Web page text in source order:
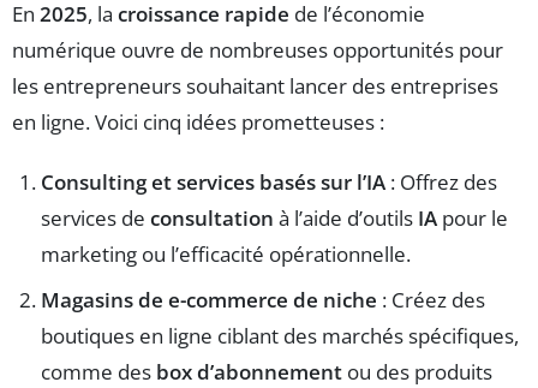
En 2025, la croissance rapide de l’économie
numérique ouvre de nombreuses opportunités pour
les entrepreneurs souhaitant lancer des entreprises
en ligne. Voici cinq idées prometteuses :
Consulting et services basés sur l’IA : Offrez des
services de consultation à l’aide d’outils IA pour le
marketing ou l’efficacité opérationnelle.
Magasins de e-commerce de niche : Créez des
boutiques en ligne ciblant des marchés spécifiques,
comme des box d’abonnement ou des produits